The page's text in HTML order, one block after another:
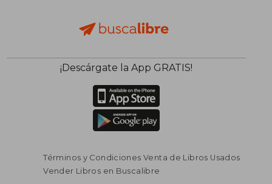
¡Descárgate la App GRATIS!
Términos y Condiciones Venta de Libros Usados
Vender Libros en Buscalibre